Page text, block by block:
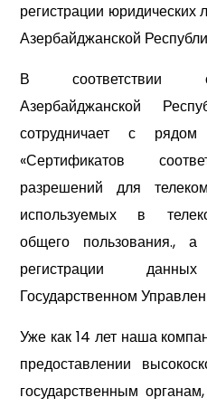
регистрации юридических
Азербайджанской
В соответствии с
Азербайджанской
сотрудничает с
«Сертификатов
разрешений для
используемых в
общего пользования.,
регистрации
Государственном
Уже как 14 лет наша
предоставлении
государственным